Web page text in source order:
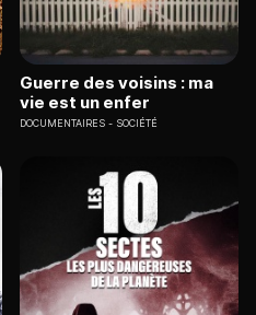
Guerre des voisins : ma
vie est un enfer
DOCUMENTAIRES SOCIÉTÉ